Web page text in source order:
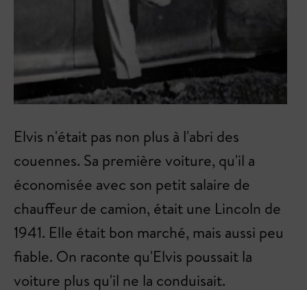
Elvis n'était pas non plus à l'abri des
couennes. Sa première voiture, qu'il a
économisée avec son petit salaire de
chauffeur de camion, était une Lincoln de
1941. Elle était bon marché, mais aussi peu
fiable. On raconte qu'Elvis poussait la
voiture plus qu'il ne la conduisait.